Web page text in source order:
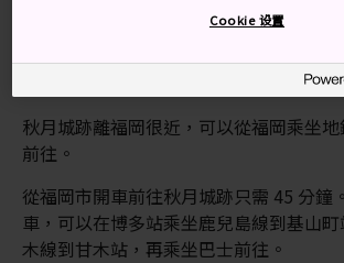
交通方式
秋月城跡離福岡很近，可以從福岡乘坐
前往。
從福岡市開車前往秋月城跡只需 45 分鐘
車，可以在博多站乘坐鹿兒島線到基山
木線到甘木站，再乘坐巴士前往。
Cookie 设置